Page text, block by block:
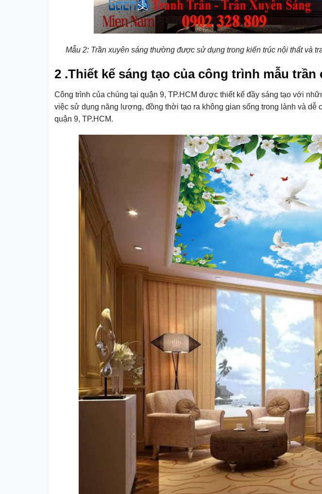
Mẫu 2: Trần xuyên sáng thường được sử dụng trong kiến trúc nội thất và
2 .Thiết kế sáng tạo của công trình mẫu trần
Công trình của chúng tại quận 9, TP.HCM được thiết kế đầy sáng tạo với
việc sử dụng năng lượng, đồng thời tạo ra không gian sống trong lành và
quận 9, TP.HCM.